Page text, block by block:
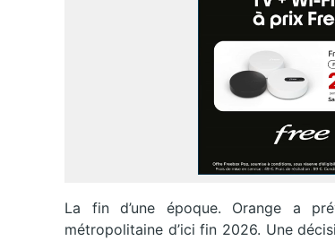
La fin d’une époque. Orange a
métropolitaine d’ici fin 2026. Une